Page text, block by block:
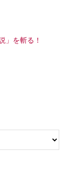
」を斬る！